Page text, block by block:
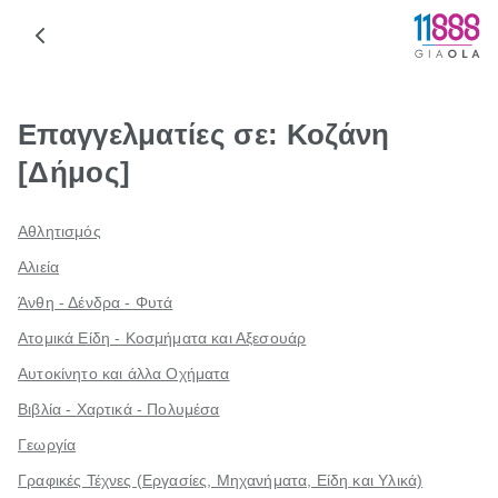
Επαγγελματίες σε: Κοζάνη
[Δήμος]
Αθλητισμός
Αλιεία
Άνθη - Δένδρα - Φυτά
Ατομικά Είδη - Κοσμήματα και Αξεσουάρ
Αυτοκίνητο και άλλα Οχήματα
Βιβλία - Χαρτικά - Πολυμέσα
Γεωργία
Γραφικές Τέχνες (Εργασίες, Μηχανήματα, Είδη και Υλικά)